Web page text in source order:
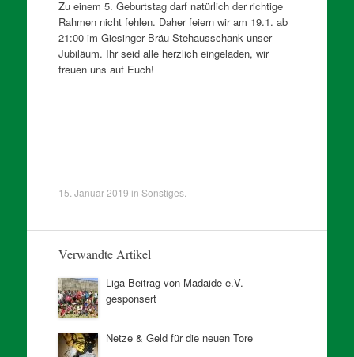
Zu einem 5. Geburtstag darf natürlich der richtige
Rahmen nicht fehlen. Daher feiern wir am 19.1. ab
21:00 im Giesinger Bräu Stehausschank unser
Jubiläum. Ihr seid alle herzlich eingeladen, wir
freuen uns auf Euch!
15. Januar 2019 in Sonstiges.
Verwandte Artikel
Liga Beitrag von Madaide e.V.
gesponsert
Netze & Geld für die neuen Tore